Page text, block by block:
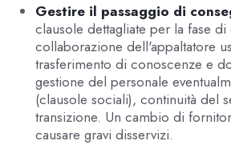
Gestire il passaggio di
clausole dettagliate per la fase
collaborazione dell'appaltatore
trasferimento di conoscenze e
gestione del personale
(clausole sociali), continuità del
transizione. Un cambio di
causare gravi disservizi.